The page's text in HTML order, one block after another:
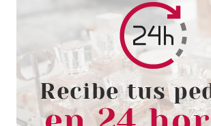
JEAN PAUL GAULTIER
JEAN PAUL GAULTIER JPG LE
MALE DEO SPRAY 150 ML